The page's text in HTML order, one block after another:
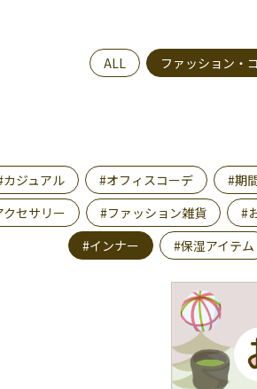
ALL ファッション・
カジュアル #オフィスコーデ #期
クセサリー
#ファッション雑貨 #
#インナー
#保湿アイテム